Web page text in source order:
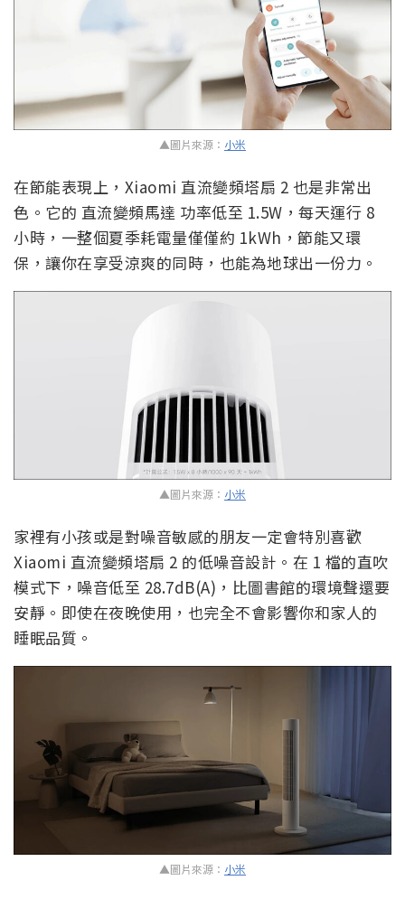
▲圖片來源： 小米
在節能表現上，Xiaomi 直流變頻塔扇 2 也是非常出
色。它的 直流變頻馬達 功率低至 1.5W，每天運行 8
小時，一整個夏季耗電量僅僅約 1kWh，節能又環
保，讓你在享受涼爽的同時，也能為地球出一份力。
▲圖片來源： 小米
家裡有小孩或是對噪音敏感的朋友一定會特別喜歡
Xiaomi 直流變頻塔扇 2 的低噪音設計。在 1 檔的直吹
模式下，噪音低至 28.7dB(A)，比圖書館的環境聲還要
安靜。即使在夜晚使用，也完全不會影響你和家人的
睡眠品質。
▲圖片來源： 小米